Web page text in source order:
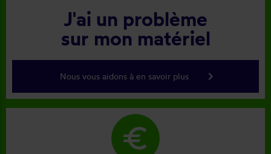
J'ai un problème
sur mon matériel
Nous vous aidons à en savoir plus keyboard_arrow_right
euro